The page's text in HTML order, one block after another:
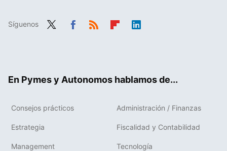
Síguenos
En Pymes y Autonomos hablamos de...
Consejos prácticos Administración / Finanzas
Estrategia Fiscalidad y Contabilidad
Management Tecnología